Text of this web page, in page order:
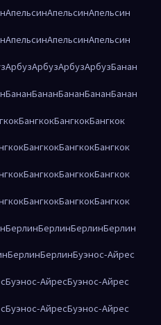
АпельсинАпельсинАпельсин
АпельсинАпельсинАпельсин
АрбузАрбузАрбузАрбузБанан
БананБананБананБананБанан
БангкокБангкокБангкок
БангкокБангкокБангкок
БангкокБангкокБангкок
БангкокБангкокБангкок
БерлинБерлинБерлинБерлин
БерлинБерлинБуэнос-Айрес
Буэнос-АйресБуэнос-Айрес
Буэнос-АйресБуэнос-Айрес